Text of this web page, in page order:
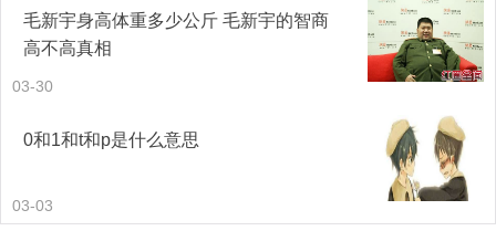
毛新宇身高体重多少公斤 毛新宇的智商
高不高真相
03-30
0和1和t和p是什么意思
03-03